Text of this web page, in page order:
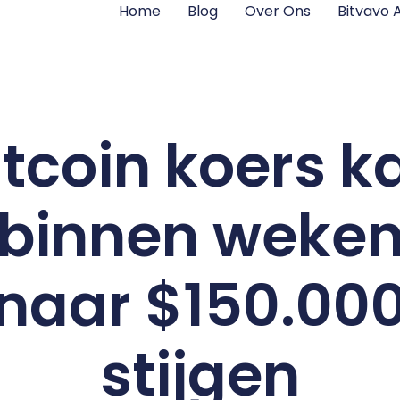
Home Blog Over Ons Bitvavo
koers
binnen
stijgen